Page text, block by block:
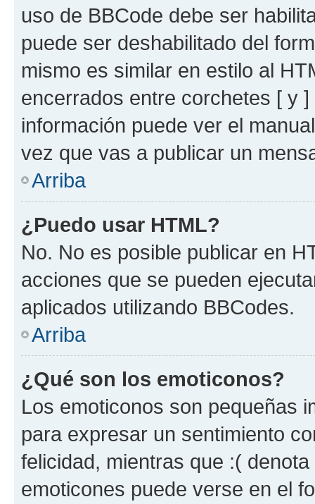
uso de BBCode debe ser
puede ser deshabilitado del
mismo es similar en estilo al
encerrados entre corchetes [ y
información puede ver el
vez que vas a publicar un
Arriba
¿Puedo usar HTML?
No. No es posible publicar en
acciones que se pueden
aplicados utilizando BBCodes.
Arriba
¿Qué son los emoticonos?
Los emoticonos son pequeñas
para expresar un sentimiento
felicidad, mientras que :(
emoticones puede verse en el